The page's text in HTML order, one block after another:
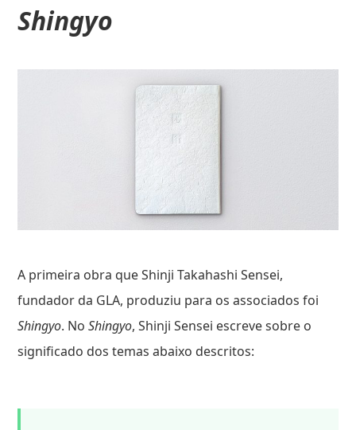
Shingyo
A primeira obra que Shinji Takahashi Sensei,
fundador da GLA, produziu para os associados foi
Shingyo. NoShingyo, Shinji Sensei escreve sobre o
significado dos temas abaixo descritos: